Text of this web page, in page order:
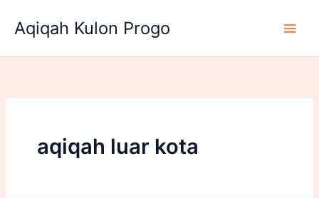
konten
Aqiqah Kulon Progo
aqiqah luar kota